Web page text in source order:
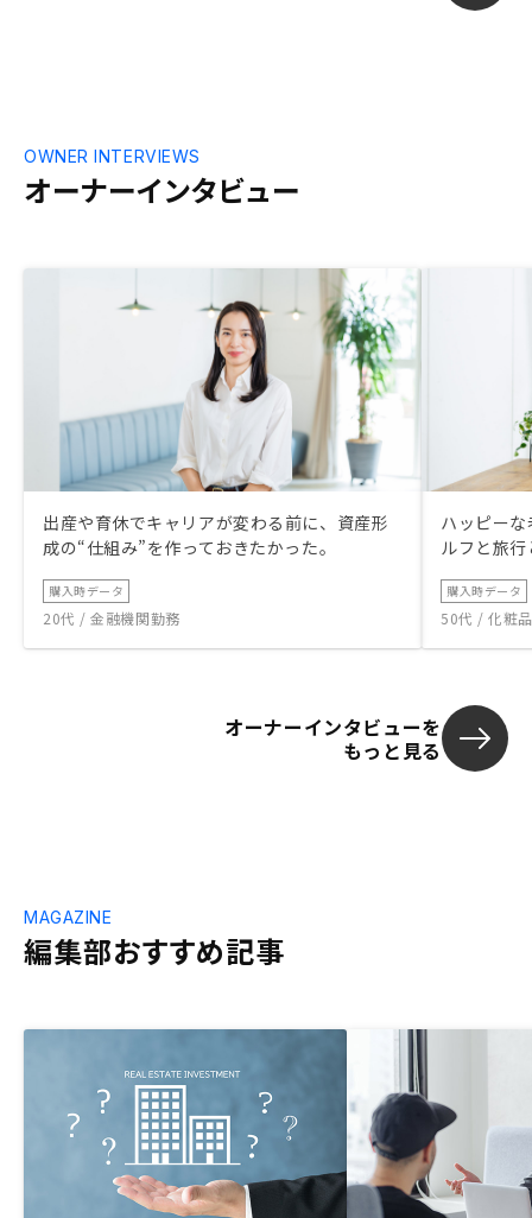
オーナーインタビュー
OWNER INTERVIEWS
出産や育休でキャリアが変わる前に、資産形
成の“仕組み”を作っておきたかった。
購入時データ
20代 / 金融機関勤務
ハッピー
ルフと旅
購入時データ
50代 / 化粧
オーナーインタビューを
もっと見る
編集部おすすめ記事
MAGAZINE